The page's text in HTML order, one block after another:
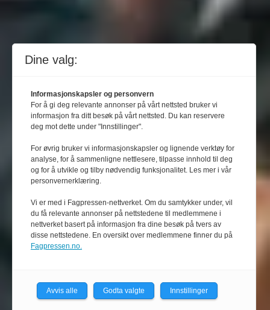
Dine valg:
Informasjonskapsler og personvern
For å gi deg relevante annonser på vårt nettsted bruker vi
informasjon fra ditt besøk på vårt nettsted. Du kan reservere
deg mot dette under "Innstillinger".
For øvrig bruker vi informasjonskapsler og lignende verktøy for
analyse, for å sammenligne nettlesere, tilpasse innhold til deg
og for å utvikle og tilby nødvendig funksjonalitet. Les mer i vår
personvernerklæring.
Vi er med i Fagpressen-nettverket. Om du samtykker under, vil
du få relevante annonser på nettstedene til medlemmene i
nettverket basert på informasjon fra dine besøk på tvers av
disse nettstedene. En oversikt over medlemmene finner du på
Fagpressen.no.
Avvis alle Godta valgte Innstillinger